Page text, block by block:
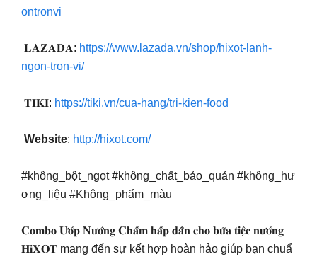
ontronvi
𝐋𝐀𝐙𝐀𝐃𝐀: https://www.lazada.vn/shop/hixot-lanh-
ngon-tron-vi/
𝐓𝐈𝐊𝐈: https://tiki.vn/cua-hang/tri-kien-food
Website: http://hixot.com/
#không_bột_ngọt #không_chất_bảo_quản #không_hư
ơng_liệu #Không_phẩm_màu
𝐂𝐨𝐦𝐛𝐨 𝐔̛𝐨̛́𝐩 𝐍𝐮̛𝐨̛́𝐧𝐠 𝐂𝐡𝐚̂́𝐦 𝐡𝐚̂́𝐩 𝐝𝐚̂̃𝐧 𝐜𝐡𝐨 𝐛𝐮̛̃𝐚 𝐭𝐢𝐞̣̂𝐜 𝐧𝐮̛𝐨̛́𝐧𝐠
𝐇𝐢𝐗𝐎𝐓 mang đến sự kết hợp hoàn hảo giúp bạn chuẩ